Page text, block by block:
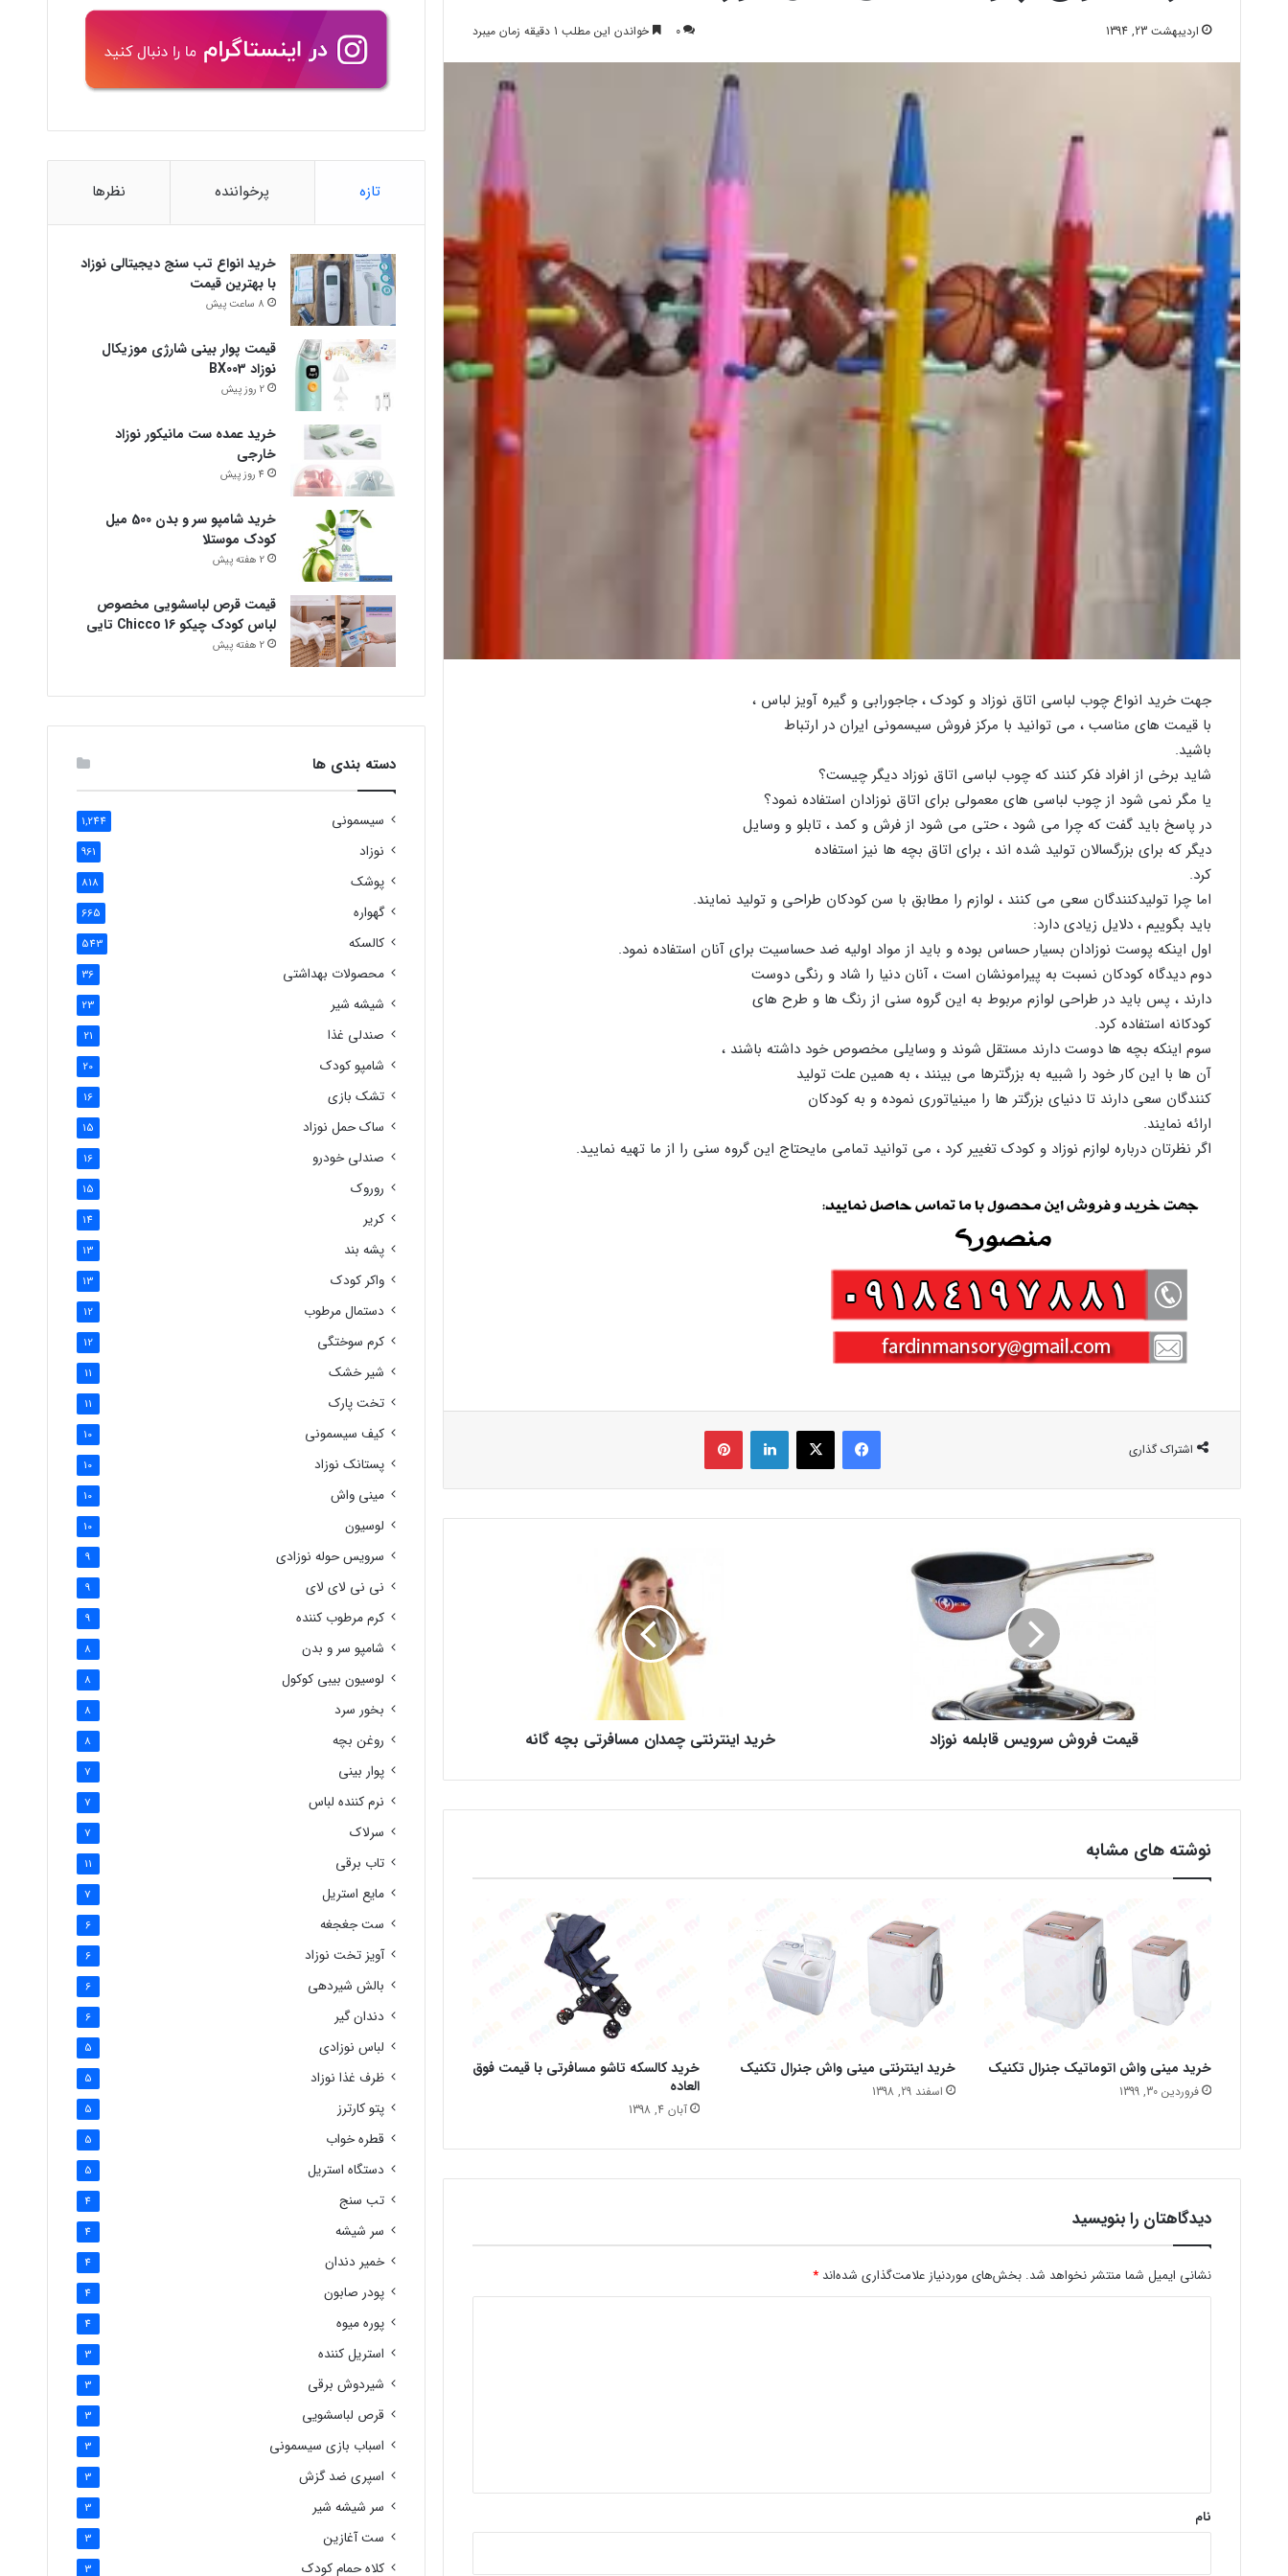
اردیبهشت 23, 1394 0 خواندن این مطلب 1 دقیقه زمان میبرد
جهت خرید انواع چوب لباسی اتاق نوزاد و کودک ، جاجورابی و گیره آویز لباس ،
با قیمت های مناسب ، می توانید با مرکز فروش سیسمونی ایران در ارتباط
باشید.
شاید برخی از افراد فکر کنند که چوب لباسی اتاق نوزاد دیگر چیست؟
یا مگر نمی شود از چوب لباسی های معمولی برای اتاق نوزادان استفاده نمود؟
در پاسخ باید گفت که چرا می شود ، حتی می شود از فرش و کمد ، تابلو و وسایل
دیگر که برای بزرگسالان تولید شده اند ، برای اتاق بچه ها نیز استفاده
کرد.
اما چرا تولیدکنندگان سعی می کنند ، لوازم را مطابق با سن کودکان طراحی و تولید نمایند.
باید بگوییم ، دلایل زیادی دارد:
اول اینکه پوست نوزادان بسیار حساس بوده و باید از مواد اولیه ضد حساسیت برای آنان استفاده نمود.
دوم دیدگاه کودکان نسبت به پیرامونشان است ، آنان دنیا را شاد و رنگی دوست
دارند ، پس باید در طراحی لوازم مربوط به این گروه سنی از رنگ ها و طرح های
کودکانه استفاده کرد.
سوم اینکه بچه ها دوست دارند مستقل شوند و وسایلی مخصوص خود داشته باشند ،
آن ها با این کار خود را شبیه به بزرگترها می بینند ، به همین علت تولید
کنندگان سعی دارند تا دنیای بزرگتر ها را مینیاتوری نموده و به کودکان
ارائه نمایند.
اگر نظرتان درباره لوازم نوزاد و کودک تغییر کرد ، می توانید تمامی مایحتاج این گروه سنی را از ما تهیه نمایید.
اشتراک گذاری
فیس بوک X لینکدین ‫پین‌ترست
قیمت فروش سرویس قابلمه نوزاد خرید اینترنتی چمدان مسافرتی بچه گانه
نوشته های مشابه
خرید مینی واش اتوماتیک جنرال تکنیک
فروردین 30, 1399
خرید اینترنتی مینی واش جنرال تکنیک
اسفند 29, 1398
خرید کالسکه تاشو مسافرتی با قیمت فوق
العاده
آبان 4, 1398
دیدگاهتان را بنویسید
نشانی ایمیل شما منتشر نخواهد شد. بخش‌های موردنیاز علامت‌گذاری شده‌اند *
نام
تازه پرخواننده نظرها
خرید انواع تب سنج دیجیتالی نوزاد
با بهترین قیمت
8 ساعت پیش
قیمت پوار بینی شارژی موزیکال
نوزاد BX003
2 روز پیش
خرید عمده ست مانیکور نوزاد
خارجی
4 روز پیش
خرید شامپو سر و بدن 500 میل
کودک موستلا
2 هفته پیش
قیمت قرص لباسشویی مخصوص
لباس کودک چیکو Chicco 16 تایی
2 هفته پیش
دسته بندی ها
سیسمونی 1,244
نوزاد 961
پوشک 818
گهواره 665
کالسکه 543
محصولات بهداشتی 36
شیشه شیر 23
صندلی غذا 21
شامپو کودک 20
تشک بازی 16
ساک حمل نوزاد 15
صندلی خودرو 16
روروک 15
کریر 14
پشه بند 13
واکر کودک 13
دستمال مرطوب 12
کرم سوختگی 12
شیر خشک 11
تخت پارک 11
کیف سیسمونی 10
پستانک نوزاد 10
مینی واش 10
لوسیون 10
سرویس حوله نوزادی 9
نی نی لای لای 9
کرم مرطوب کننده 9
شامپو سر و بدن 8
لوسیون بیبی کوکول 8
بخور سرد 8
روغن بچه 8
پوار بینی 7
نرم کننده لباس 7
سرلاک 7
تاب برقی 11
مایع استریل 7
ست جغجغه 6
آویز تخت نوزاد 6
بالش شیردهی 6
دندان گیر 6
لباس نوزادی 5
ظرف غذا نوزاد 5
پتو کارترز 5
قطره خواب 5
دستگاه استریل 5
تب سنج 4
سر شیشه 4
خمیر دندان 4
پودر صابون 4
پوره میوه 4
استریل کننده 3
شیردوش برقی 3
قرص لباسشویی 3
اسباب بازی سیسمونی 3
اسپری ضد گزش 3
سر شیشه شیر 3
ست آغازین 3
کلاه حمام کودک 3